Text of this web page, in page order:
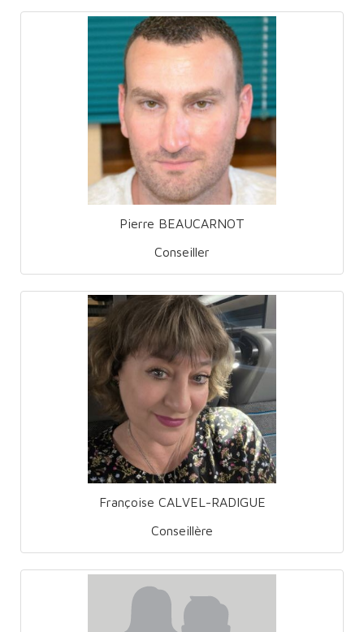
Pierre BEAUCARNOT
Conseiller
Françoise CALVEL-RADIGUE
Conseillère